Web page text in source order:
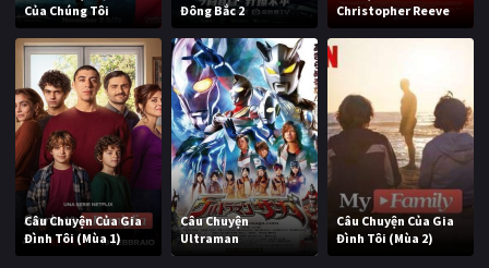
Của Chúng Tôi
Đông Bắc 2
Christopher Reeve
Câu Chuyện Của Gia
Đình Tôi (Mùa 1)
Câu Chuyện
Ultraman
Câu Chuyện Của Gia
Đình Tôi (Mùa 2)